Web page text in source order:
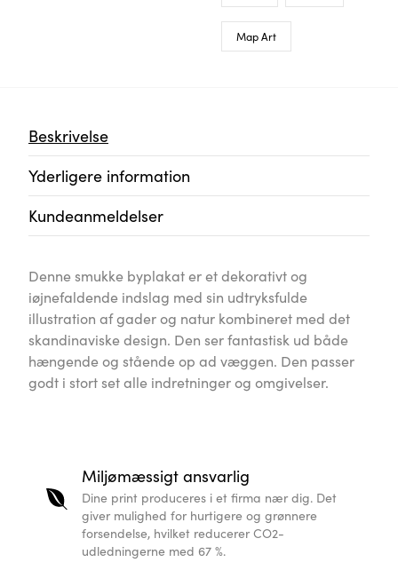
Map Art
Beskrivelse
Yderligere information
Kundeanmeldelser
Denne smukke byplakat er et dekorativt og
iøjnefaldende indslag med sin udtryksfulde
illustration af gader og natur kombineret med det
skandinaviske design. Den ser fantastisk ud både
hængende og stående op ad væggen. Den passer
godt i stort set alle indretninger og omgivelser.
Miljømæssigt ansvarlig
Dine print produceres i et firma nær dig. Det
giver mulighed for hurtigere og grønnere
forsendelse, hvilket reducerer CO2-
udledningerne med 67 %.